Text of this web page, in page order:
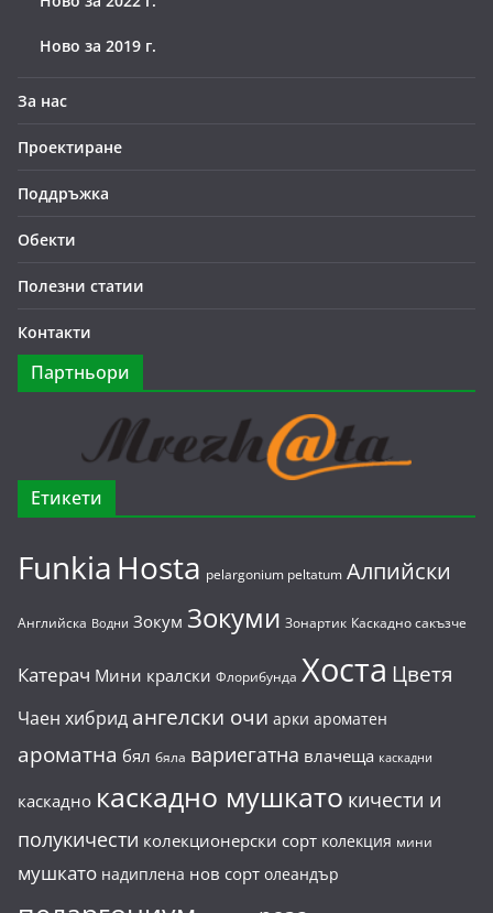
Ново за 2019 г.
За нас
Проектиране
Поддръжка
Обекти
Полезни статии
Контакти
Партньори
Етикети
Funkia Hosta pelargonium peltatum Алпийски
Английска Водни Зокум Зокуми Зонартик Каскадно сакъзче
Катерач Мини кралски Флорибунда Хоста Цветя
Чаен хибрид ангелски очи арки ароматен
ароматна бял бяла вариегатна влачеща каскадни
каскадно каскадно мушкато кичести и
полукичести колекционерски сорт колекция мини
мушкато надиплена нов сорт олеандър